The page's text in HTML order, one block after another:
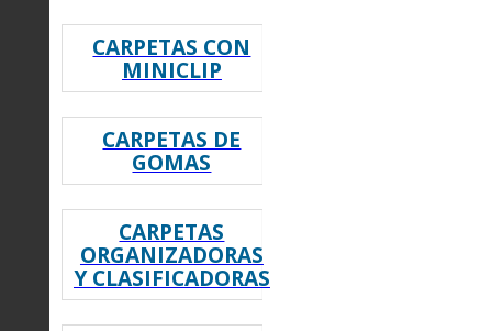
CARPETAS CON
MINICLIP
CARPETAS DE
GOMAS
CARPETAS
ORGANIZADORAS
Y CLASIFICADORAS